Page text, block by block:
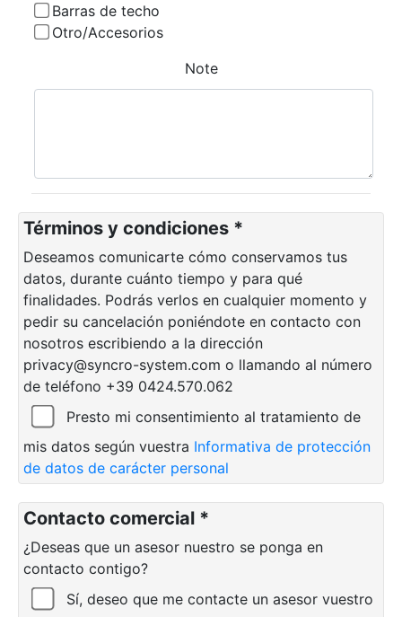
Barras de techo
Otro/Accesorios
Note
Términos y condiciones *
Deseamos comunicarte cómo conservamos tus
datos, durante cuánto tiempo y para qué
finalidades. Podrás verlos en cualquier momento y
pedir su cancelación poniéndote en contacto con
nosotros escribiendo a la dirección
privacy@syncro-system.com o llamando al número
de teléfono +39 0424.570.062
Presto mi consentimiento al tratamiento de
mis datos según vuestra Informativa de protección
de datos de carácter personal
Contacto comercial *
¿Deseas que un asesor nuestro se ponga en
contacto contigo?
Sí, deseo que me contacte un asesor vuestro